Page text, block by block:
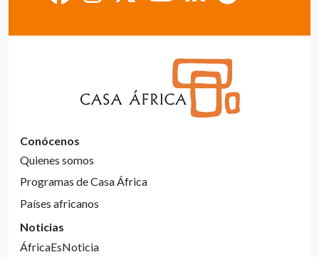
Conócenos
Quienes somos
Programas de Casa África
Países africanos
Noticias
ÁfricaEsNoticia